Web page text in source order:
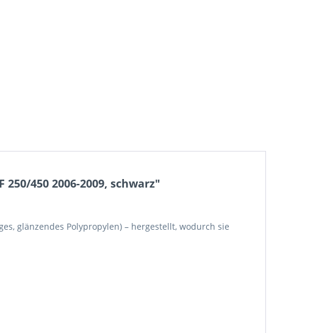
450 2006-2009, schwarz"
glänzendes Polypropylen) – hergestellt, wodurch sie